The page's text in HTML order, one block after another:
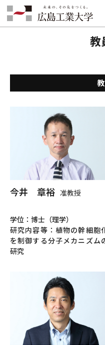
HOME 学部・学科・大学院
食健
教
今井 章裕 准教授
学位：博士（理学）
研究内容等：植物の幹細胞
を制御する分子メカニズム
研究